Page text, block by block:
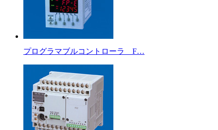
プログラマブルコントローラ F…